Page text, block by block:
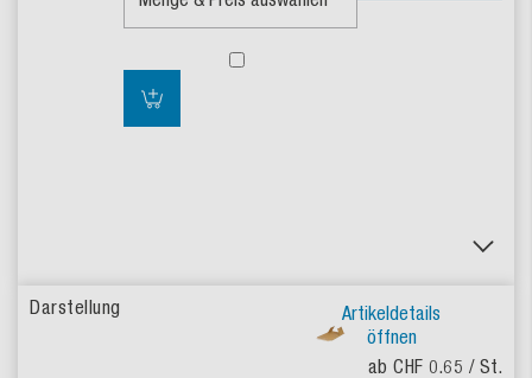
Artikeldetails
öffnen
ab CHF 0.65 / St.